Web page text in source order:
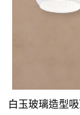
白玉玻璃造型